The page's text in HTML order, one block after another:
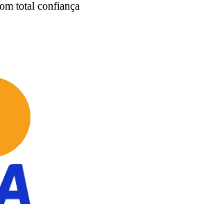
total confiança